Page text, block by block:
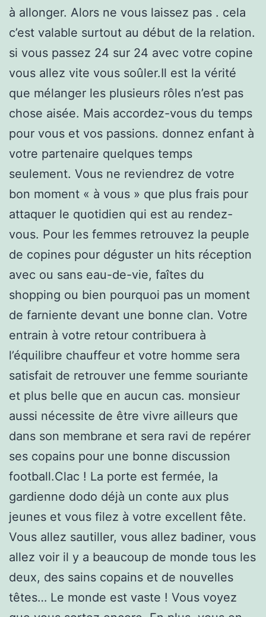
à allonger. Alors ne vous laissez pas . cela
c’est valable surtout au début de la relation.
si vous passez 24 sur 24 avec votre copine
vous allez vite vous soûler.Il est la vérité
que mélanger les plusieurs rôles n’est pas
chose aisée. Mais accordez-vous du temps
pour vous et vos passions. donnez enfant à
votre partenaire quelques temps
seulement. Vous ne reviendrez de votre
bon moment « à vous » que plus frais pour
attaquer le quotidien qui est au rendez-
vous. Pour les femmes retrouvez la peuple
de copines pour déguster un hits réception
avec ou sans eau-de-vie, faîtes du
shopping ou bien pourquoi pas un moment
de farniente devant une bonne clan. Votre
entrain à votre retour contribuera à
l’équilibre chauffeur et votre homme sera
satisfait de retrouver une femme souriante
et plus belle que en aucun cas. monsieur
aussi nécessite de être vivre ailleurs que
dans son membrane et sera ravi de repérer
ses copains pour une bonne discussion
football.Clac ! La porte est fermée, la
gardienne dodo déjà un conte aux plus
jeunes et vous filez à votre excellent fête.
Vous allez sautiller, vous allez badiner, vous
allez voir il y a beaucoup de monde tous les
deux, des sains copains et de nouvelles
têtes… Le monde est vaste ! Vous voyez